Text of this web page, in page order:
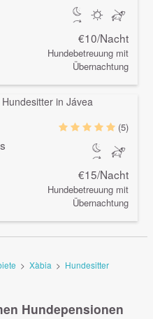
€10/Nacht
Hundebetreuung mit
Übernachtung
(5)
€15/Nacht
Hundebetreuung mit
Übernachtung
> Xàbia > Hundesitter
Hundepensionen